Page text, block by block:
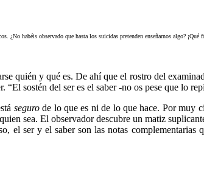
habéis observado que hasta los suicidas pretenden enseñarnos algo?
quién y qué es. De ahí que el rostro del
sostén del ser es el saber -no os pese que lo
segurode lo que es ni de lo que hace. Por muy
sea. El observador descubre un matiz
el ser y el saber son las notas